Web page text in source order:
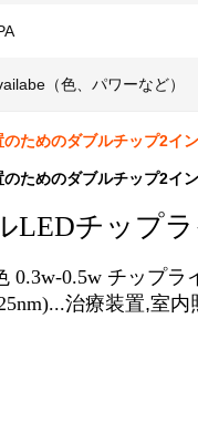
（色、パワーなど）
ためのダブルチップ2イ
ためのダブルチップ2イ
LEDチップラ
0.3w-0.5w チップ
治療装置,室内